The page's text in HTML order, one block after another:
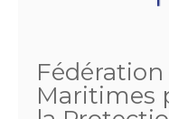
Maritimes